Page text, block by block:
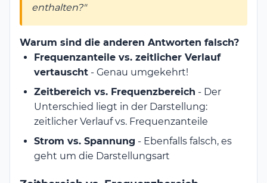
enthalten?"
Warum sind die anderen Antworten falsch?
Frequenzanteile vs. zeitlicher Verlauf
vertauscht - Genau umgekehrt!
Zeitbereich vs. Frequenzbereich - Der
Unterschied liegt in der Darstellung:
zeitlicher Verlauf vs. Frequenzanteile
Strom vs. Spannung - Ebenfalls falsch, es
geht um die Darstellungsart